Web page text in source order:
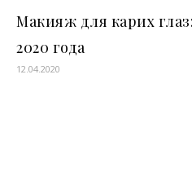
Макияж для карих
2020 года
12.04.2020